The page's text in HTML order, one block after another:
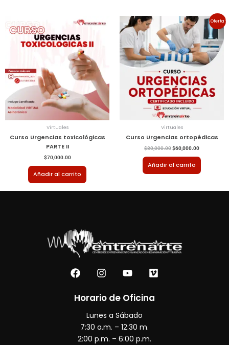
Virtuales
Curso Urgencias toxicológicas
PARTE II
$70,000.00
Añadir al carrito
¡Oferta!
Virtuales
Curso Urgencias ortopédicas
$80,000.00
precio
original
$80,000.00.
$60,000.00
precio
actual
es:
$60,000.00.
Añadir al carrito
F
a
e
o
k
I
n
t
g
r
a
Y
o
t
b
e
V
i
e
Horario de Oficina
Lunes a Sábado
7:30 a.m. – 12:30 m.
2:00 p.m. – 6:00 p.m.